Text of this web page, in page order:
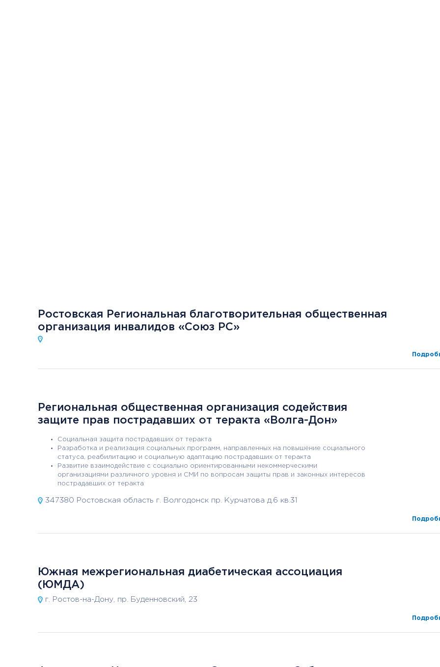
Ростовская Региональная благотворительная общественная
организация инвалидов «Союз РС»
Региональная общественная организация содействия
защите прав пострадавших от теракта «Волга-Дон»
Социальная защита пострадавших от теракта
Разработка и реализация социальных программ, направленных на повышение социального
статуса, реабилитацию и социальную адаптацию пострадавших от теракта
Развитие взаимодействие с социально ориентированными некоммерческими
организациями различного уровня и СМИ по вопросам защиты прав и законных интересов
пострадавших от теракта
347380 Ростовская область г. Волгодонск пр. Курчатова д.6 кв.31
Южная межрегиональная диабетическая ассоциация
(ЮМДА)
г. Ростов-на-Дону, пр. Буденновский, 23